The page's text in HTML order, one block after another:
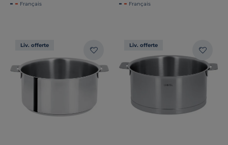
Français Français
Liv. offerte Liv. offerte